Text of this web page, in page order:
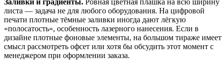
листа — задача не для любого оборудования. На цифровой
печати плотные тёмные заливки иногда дают лёгкую
«полосатость», особенность лазерного нанесения. Если в
дизайне плотные фоновые элементы, на большом тираже имеет
смысл рассмотреть офсет или хотя бы обсудить этот момент с
менеджером при оформлении заказа.